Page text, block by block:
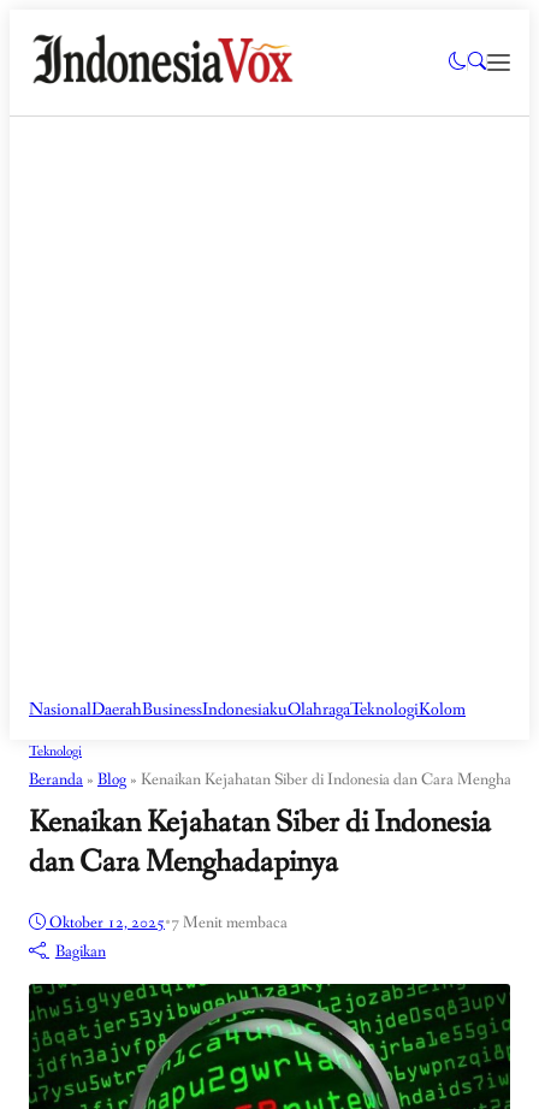
NasionalDaerahBusinessIndonesiakuOlahragaTeknologiKolom
Teknologi
Beranda » Blog » Kenaikan Kejahatan Siber di Indonesia dan Cara
Kenaikan Kejahatan Siber di Indonesia
dan Cara Menghadapinya
Oktober 12, 2025•7 Menit membaca
Bagikan